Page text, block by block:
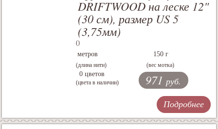
DRIFTWOOD на леске 12"
(30 см), размер US 5
(3,75мм)
()
метров
(длина нити)
150 г
(вес мотка)
0 цветов
(цвета в наличии) 971 руб.
Подробнее